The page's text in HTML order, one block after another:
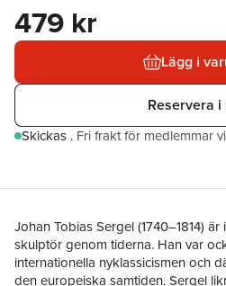
479 kr
Lägg i
Reservera i
Skickas . Fri frakt för medlemmar
Johan Tobias Sergel (1740–1814)
skulptör genom tiderna. Han var
internationella nyklassicismen och
den europeiska samtiden. Sergel